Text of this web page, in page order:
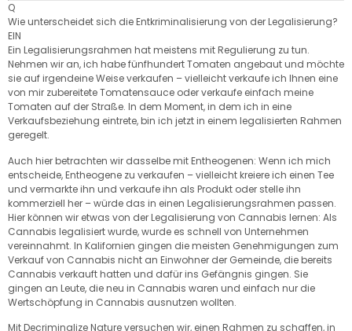
Q
Wie unterscheidet sich die Entkriminalisierung von der Legalisierung?
EIN
Ein Legalisierungsrahmen hat meistens mit Regulierung zu tun.
Nehmen wir an, ich habe fünfhundert Tomaten angebaut und möchte
sie auf irgendeine Weise verkaufen – vielleicht verkaufe ich Ihnen eine
von mir zubereitete Tomatensauce oder verkaufe einfach meine
Tomaten auf der Straße. In dem Moment, in dem ich in eine
Verkaufsbeziehung eintrete, bin ich jetzt in einem legalisierten Rahmen
geregelt.
Auch hier betrachten wir dasselbe mit Entheogenen: Wenn ich mich
entscheide, Entheogene zu verkaufen – vielleicht kreiere ich einen Tee
und vermarkte ihn und verkaufe ihn als Produkt oder stelle ihn
kommerziell her – würde das in einen Legalisierungsrahmen passen.
Hier können wir etwas von der Legalisierung von Cannabis lernen: Als
Cannabis legalisiert wurde, wurde es schnell von Unternehmen
vereinnahmt. In Kalifornien gingen die meisten Genehmigungen zum
Verkauf von Cannabis nicht an Einwohner der Gemeinde, die bereits
Cannabis verkauft hatten und dafür ins Gefängnis gingen. Sie
gingen an Leute, die neu in Cannabis waren und einfach nur die
Wertschöpfung in Cannabis ausnutzen wollten.
Mit Decriminalize Nature versuchen wir, einen Rahmen zu schaffen, in